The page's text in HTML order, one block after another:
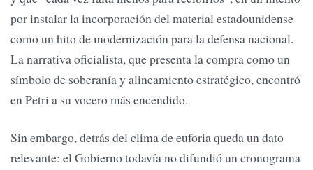
por instalar la incorporación del material estadounidense
como un hito de modernización para la defensa nacional.
La narrativa oficialista, que presenta la compra como un
símbolo de soberanía y alineamiento estratégico, encontró
en Petri a su vocero más encendido.
Sin embargo, detrás del clima de euforia queda un dato
relevante: el Gobierno todavía no difundió un cronograma